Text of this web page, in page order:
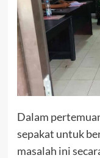
Dalam
sepakat untuk
masalah ini